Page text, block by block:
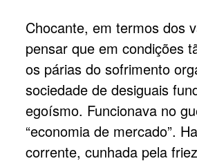
Chocante, em termos dos
pensar que em condições
os párias do sofrimento
sociedade de desiguais
egoísmo. Funcionava no
“economia de mercado”.
corrente, cunhada pela